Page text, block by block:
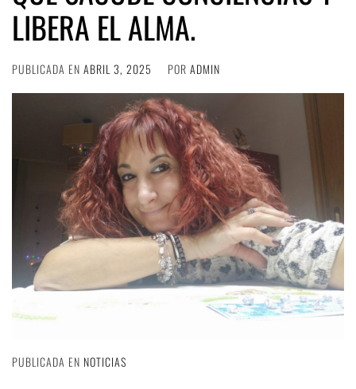
LIBERA EL ALMA.
PUBLICADA EN ABRIL 3, 2025 POR ADMIN
PUBLICADA EN NOTICIAS